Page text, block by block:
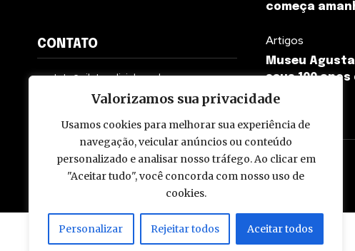
Valorizamos sua privacidade
Usamos cookies para melhorar sua experiência de
navegação, veicular anúncios ou conteúdo
personalizado e analisar nosso tráfego. Ao clicar em
"Aceitar tudo", você concorda com nosso uso de
cookies.
Personalizar Rejeitar todos Aceitar todos
CONTATO
contato@pilotopolicial.com.br
começa
Artigos
Museu
seus 100
© 2009 - 2026 Piloto Policial. Todos os direitos reservados. Brasil.